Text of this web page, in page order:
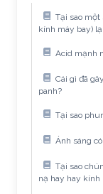
Tại sao một
kính máy bay)
Acid mạnh
Cái gì đã
panh?
Tại sao
Ánh sáng
Tại sao
nạ hay hay kính